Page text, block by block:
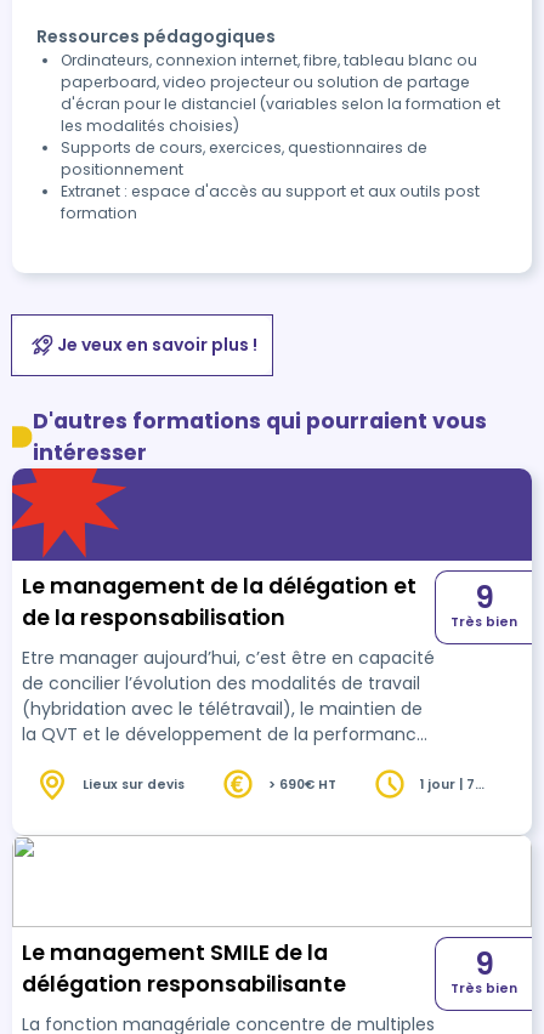
Ressources pédagogiques
Ordinateurs, connexion internet, fibre, tableau blanc ou
paperboard, video projecteur ou solution de partage
d'écran pour le distanciel (variables selon la formation et
les modalités choisies)
Supports de cours, exercices, questionnaires de
positionnement
Extranet : espace d'accès au support et aux outils post
formation
Je veux en savoir plus !
D'autres formations qui pourraient vous
intéresser
Le management de la délégation et
de la responsabilisation
Etre manager aujourd’hui, c’est être en capacité
de concilier l’évolution des modalités de travail
(hybridation avec le télétravail), le maintien de
la QVT et le développement de la performance
complexité qu’ils représentent, les managers se
fait quoi quand et comment dans l’équipe.
Repenser la répartition des rôles, des missions et
9
Très bien
Lieux sur devis > 690€ HT
1 jour | 7
Le management SMILE de la
délégation responsabilisante
La fonction managériale concentre de multiples
9
Très bien